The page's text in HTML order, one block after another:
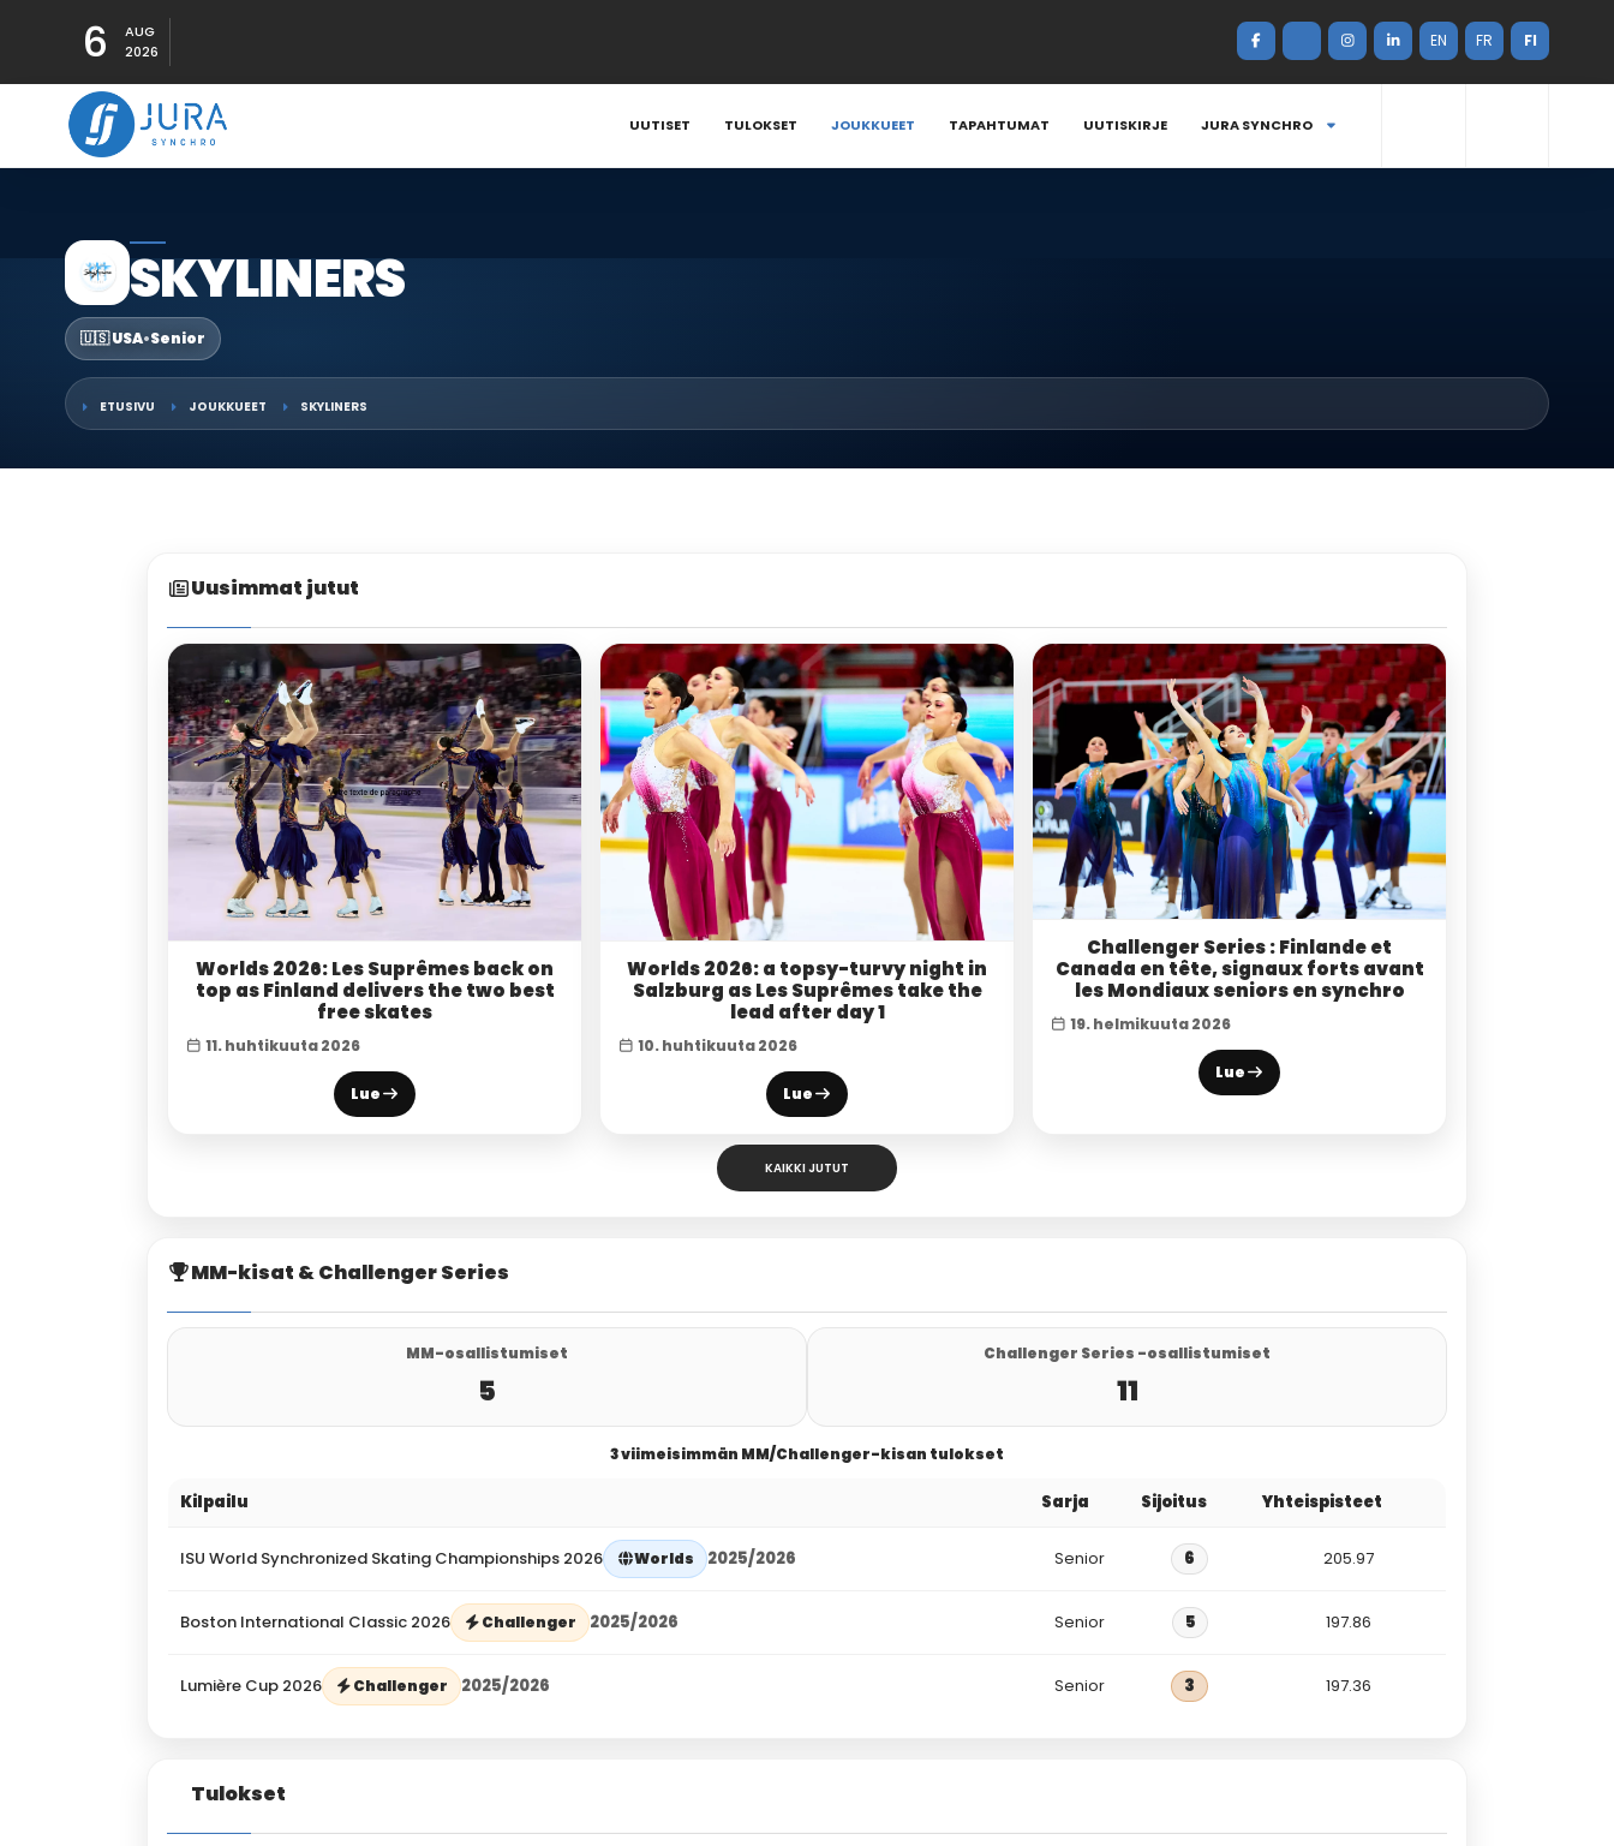
6
AUG
2026
EN FR FI
UUTISET TULOKSET JOUKKUEET TAPAHTUMAT UUTISKIRJE JURA SYNCHRO
SKYLINERS
🇺🇸 USA•Senior
ETUSIVU JOUKKUEET SKYLINERS
Uusimmat jutut
Worlds 2026: Les Suprêmes back on
top as Finland delivers the two best
free skates
11. huhtikuuta 2026
Lue
Worlds 2026: a topsy-turvy night in
Salzburg as Les Suprêmes take the
lead after day 1
10. huhtikuuta 2026
Lue
Challenger Series : Finlande et
Canada en tête, signaux forts avant
les Mondiaux seniors en synchro
19. helmikuuta 2026
Lue
KAIKKI JUTUT
MM-kisat & Challenger Series
MM-osallistumiset
5
Challenger Series -osallistumiset
11
3 viimeisimmän MM/Challenger-kisan tulokset
Kilpailu Sarja Sijoitus Yhteispisteet
ISU World Synchronized Skating Championships 2026 Worlds 2025/2026 Senior 6 205.97
Boston International Classic 2026 Challenger 2025/2026 Senior 5 197.86
Lumière Cup 2026 Challenger 2025/2026 Senior 3 197.36
Tulokset